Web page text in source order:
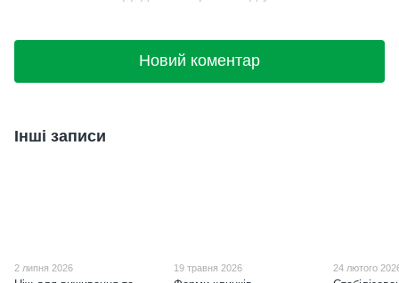
Новий коментар
Інші записи
2 липня 2026 19 травня 2026 24 лютого